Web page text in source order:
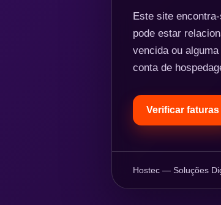
Este site
pode estar
vencida ou
conta de
Verificar faturas
Hostec — Soluções